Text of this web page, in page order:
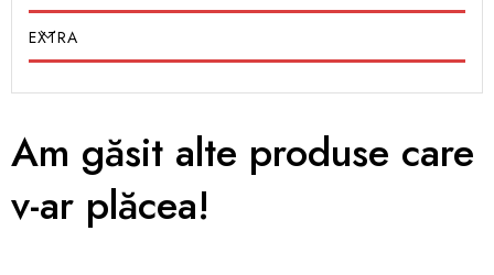
EXTRA
Am găsit alte produse care
v-ar plăcea!